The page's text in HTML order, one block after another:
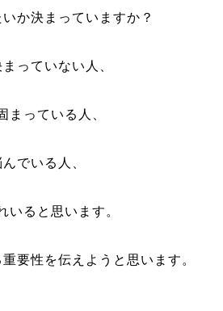
か決まっていますか？
まっていない人、
まっている人、
でいる人、
いると思います。
要性を伝えようと思います。